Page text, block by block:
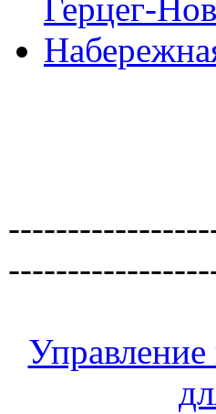
Герцег-